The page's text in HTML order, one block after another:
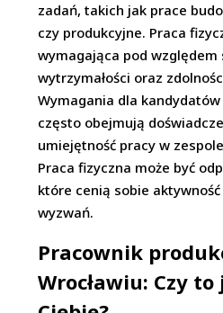
zadań, takich jak prace
czy produkcyjne. Praca
wymagająca pod względem
wytrzymałości oraz
Wymagania dla
często obejmują
umiejętność pracy w
Praca fizyczna może być
które cenią sobie
wyzwań.
Pracownik
Wrocławiu: Czy